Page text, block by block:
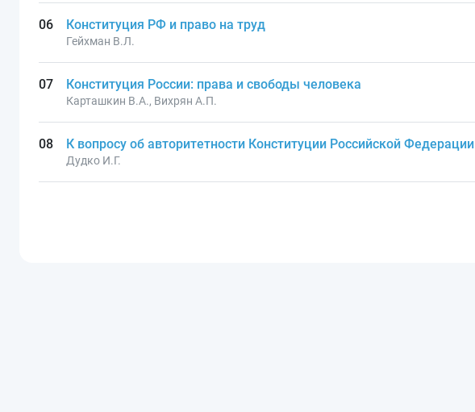
Конституция РФ и право на труд
Гейхман В.Л.
Конституция России: права и свободы человека
Карташкин В.А., Вихрян А.П.
К вопросу об авторитетности Конституции Российской Федерации
Дудко И.Г.